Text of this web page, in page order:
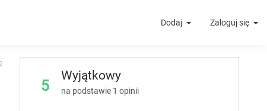
Dodaj Zaloguj się
5
Wyjątkowy
na podstawie 1 opinii